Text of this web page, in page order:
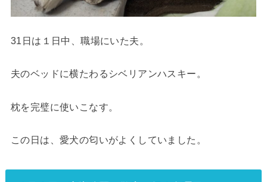
31日は１日中、職場にいた夫。
夫のベッドに横たわるシベリアンハスキー。
枕を完璧に使いこなす。
この日は、愛犬の匂いがよくしていました。